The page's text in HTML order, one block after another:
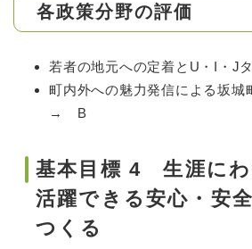
各政策分野の評価
若者の地元への定着とU・I
町内外への魅力発信による坂
→ B
基本目標 4 生涯に
活躍できる安心・安
つくる